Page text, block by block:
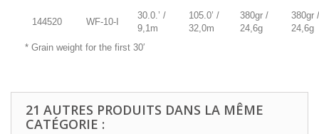
144520 WF-10-I
30.0.’ /
9,1m
105.0’ /
32,0m
380gr /
24,6g
380gr /
24,6g
* Grain weight for the first 30′
21 AUTRES PRODUITS DANS LA MÊME
CATÉGORIE :